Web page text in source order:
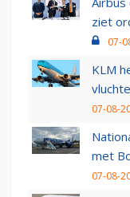
ziet
07-
KLM
07-08-
met
07-08-